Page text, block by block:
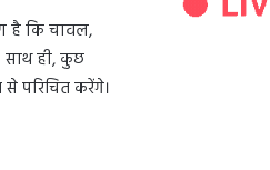
है कि चावल,
साथ ही, कुछ
परिचित करेंगे।